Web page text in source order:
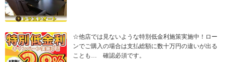
☆他店では見ないような特別低金利施策実施中！ロー
ンでご購入の場合は支払総額に数十万円の違いが出る
ことも… 確認必須です。